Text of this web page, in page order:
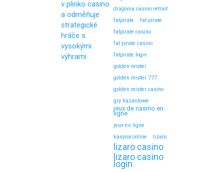
v plinko casino
a odměňuje
strategické
hráče s
vysokými
výhrami
dragonia casino retrait
fatpirate
fat pirate
fatpirate casino
fat pirate casino
fatpirate login
golden mister
golden mister 777
golden mister casino
gry hazardowe
jeux de casino en
ligne
jeux en ligne
kasyna online
lizaro
lizaro casino
lizaro casino
login